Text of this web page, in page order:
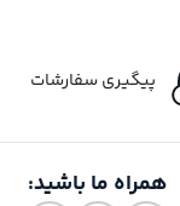
پیگیری سفارشات
همراه ما باشید: